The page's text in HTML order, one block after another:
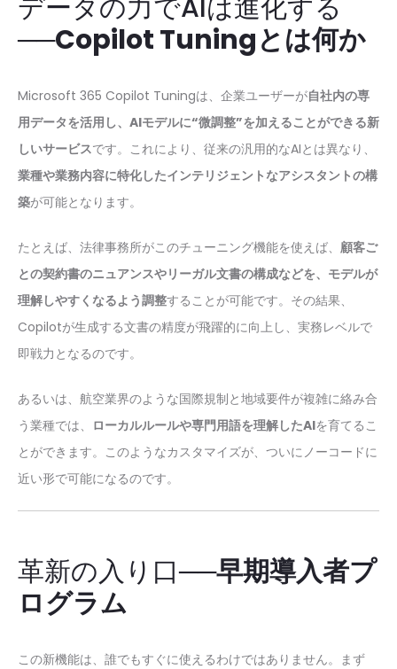
データの力でAIは進化する
──Copilot Tuningとは何か
Microsoft 365 Copilot Tuningは、企業ユーザーが自社内の専
用データを活用し、AIモデルに“微調整”を加えることができる新
しいサービスです。これにより、従来の汎用的なAIとは異なり、
業種や業務内容に特化したインテリジェントなアシスタントの構
築が可能となります。
たとえば、法律事務所がこのチューニング機能を使えば、 顧客ご
との契約書のニュアンスやリーガル文書の構成などを、モデルが
理解しやすくなるよう調整することが可能です。その結果、
Copilotが生成する文書の精度が飛躍的に向上し、実務レベルで
即戦力となるのです。
あるいは、航空業界のような国際規制と地域要件が複雑に絡み合
う業種では、 ローカルルールや専門用語を理解したAIを育てるこ
とができます。このようなカスタマイズが、ついにノーコードに
近い形で可能になるのです。
革新の入り口──早期導入者プ
ログラム
この新機能は、誰でもすぐに使えるわけではありません。まず